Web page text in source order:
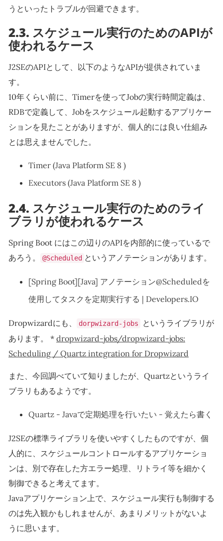
うといったトラブルが回避できます。
2.3. スケジュール実行のためのAPIが
使われるケース
J2SEのAPIとして、以下のようなAPIが提供されていま
す。
10年くらい前に、Timerを使ってJobの実行時間定義は、
RDBで定義して、Jobをスケジュール起動するアプリケー
ションを見たことがありますが、個人的には良い仕組み
とは思えませんでした。
Timer (Java Platform SE 8 )
Executors (Java Platform SE 8 )
2.4. スケジュール実行のためのライ
ブラリが使われるケース
Spring Boot にはこの辺りのAPIを内部的に使っているで
あろう。
@Scheduled というアノテーションがあります。
[Spring Boot][Java] アノテーション@Scheduledを
使用してタスクを定期実行する | Developers.IO
Dropwizardにも、 dorpwizard-jobs
というライブラリが
あります。 * dropwizard-jobs/dropwizard-jobs:
Scheduling / Quartz integration for Dropwizard
また、今回調べていて知りましたが、Quartzというライ
ブラリもあるようです。
Quartz - Javaで定期処理を行いたい - 覚えたら書く
J2SEの標準ライブラリを使いやすくしたものですが、個
人的に、スケジュールコントロールするアプリケーショ
ンは、別で存在した方エラー処理、リトライ等を細かく
制御できると考えてます。
Javaアプリケーション上で、スケジュール実行も制御する
のは先入観かもしれませんが、あまりメリットがないよ
うに思います。